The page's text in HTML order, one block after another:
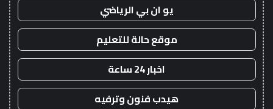
يو ان بي الرياضي
موقع حالة للتعليم
اخبار 24 ساعة
هيدب فنون وترفيه